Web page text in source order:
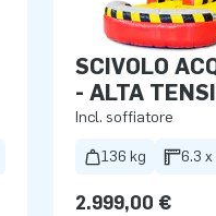
SCIVOLO
- ALTA
Incl. soffiatore
136 kg 6.3 x
2.999,00 €